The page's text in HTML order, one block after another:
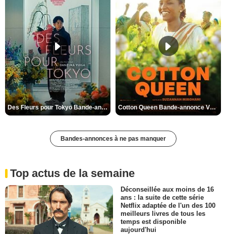
Des Fleurs pour Tokyo Bande-annonce VO STFR Cotton Queen Bande-annonce VO STFR
Bandes-annonces à ne pas manquer
Top actus de la semaine
Déconseillée aux moins de 16
ans : la suite de cette série
Netflix adaptée de l'un des 100
meilleurs livres de tous les
temps est disponible
aujourd'hui